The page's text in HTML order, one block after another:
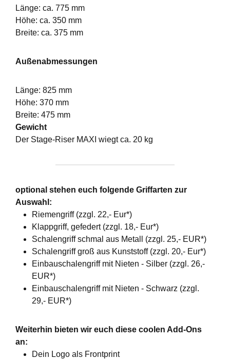
Länge: ca. 775 mm
Höhe: ca. 350 mm
Breite: ca. 375 mm
Außenabmessungen
Länge: 825 mm
Höhe: 370 mm
Breite: 475 mm
Gewicht
Der Stage-Riser MAXI wiegt ca. 20 kg
optional stehen euch folgende Griffarten zur
Auswahl:
Riemengriff (zzgl. 22,- Eur*)
Klappgriff, gefedert (zzgl. 18,- Eur*)
Schalengriff schmal aus Metall (zzgl. 25,- EUR*)
Schalengriff groß aus Kunststoff (zzgl. 20,- Eur*)
Einbauschalengriff mit Nieten - Silber (zzgl. 26,-
EUR*)
Einbauschalengriff mit Nieten - Schwarz (zzgl.
29,- EUR*)
Weiterhin bieten wir euch diese coolen Add-Ons
an:
Dein Logo als Frontprint